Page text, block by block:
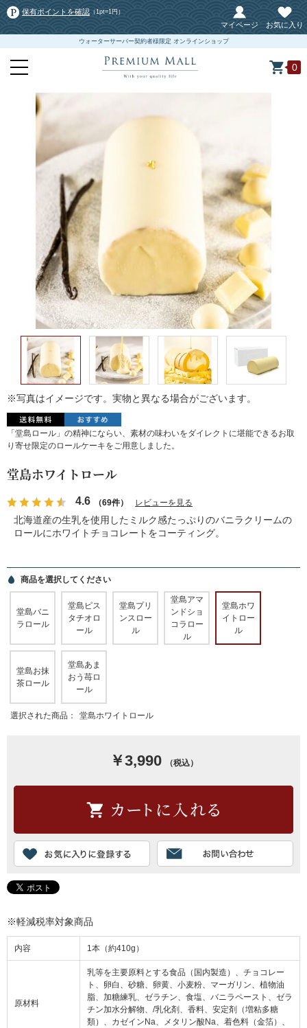
保有ポイントを確認 （1pt=1円）
マイページ お気に入り
ウォーターサーバー契約者様限定 オンラインショップ
0
※写真はイメージです。実物と異なる場合がございます。
「堂島ロール」の精神にならい、素材の味わいをダイレクトに堪能できるお取
り寄せ限定のロールケーキをご用意しました。
堂島ホワイトロール
4.6 （69件） レビューを見る
北海道産の生乳を使用したミルク感たっぷりのバニラクリームの
ロールにホワイトチョコレートをコーティング。
商品を選択してください
堂島バニ
ラロール
堂島ピス
タチオロ
ール
堂島プリ
ンスロー
ル
堂島アマ
ンドショ
コラロー
ル
堂島ホワ
イトロー
ル
堂島お抹
茶ロール
堂島あま
おう苺ロ
ール
選択された商品： 堂島ホワイトロール
￥3,990 （税込）
※軽減税率対象商品
内容 1本（約410g）
原材料
乳等を主要原料とする食品（国内製造）、チョコレー
ト、卵白、砂糖、卵黄、小麦粉、マーガリン、植物油
脂、加糖練乳、ゼラチン、食塩、バニラペースト、ゼラ
チン加水分解物、/乳化剤、香料、安定剤（増粘多糖
類）、カゼインNa、メタリン酸Na、着色料（金箔）、